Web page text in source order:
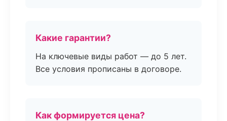
Какие гарантии?
На ключевые виды работ — до 5 лет.
Все условия прописаны в договоре.
Как формируется цена?